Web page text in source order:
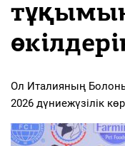
Ол Италияның
2026 дүниежүзілік